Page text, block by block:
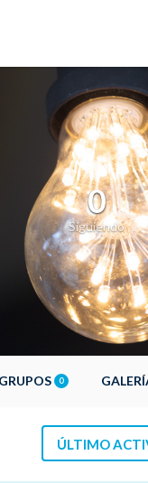
0
Siguiendo
GRUPOS 0
ÚLTIMO